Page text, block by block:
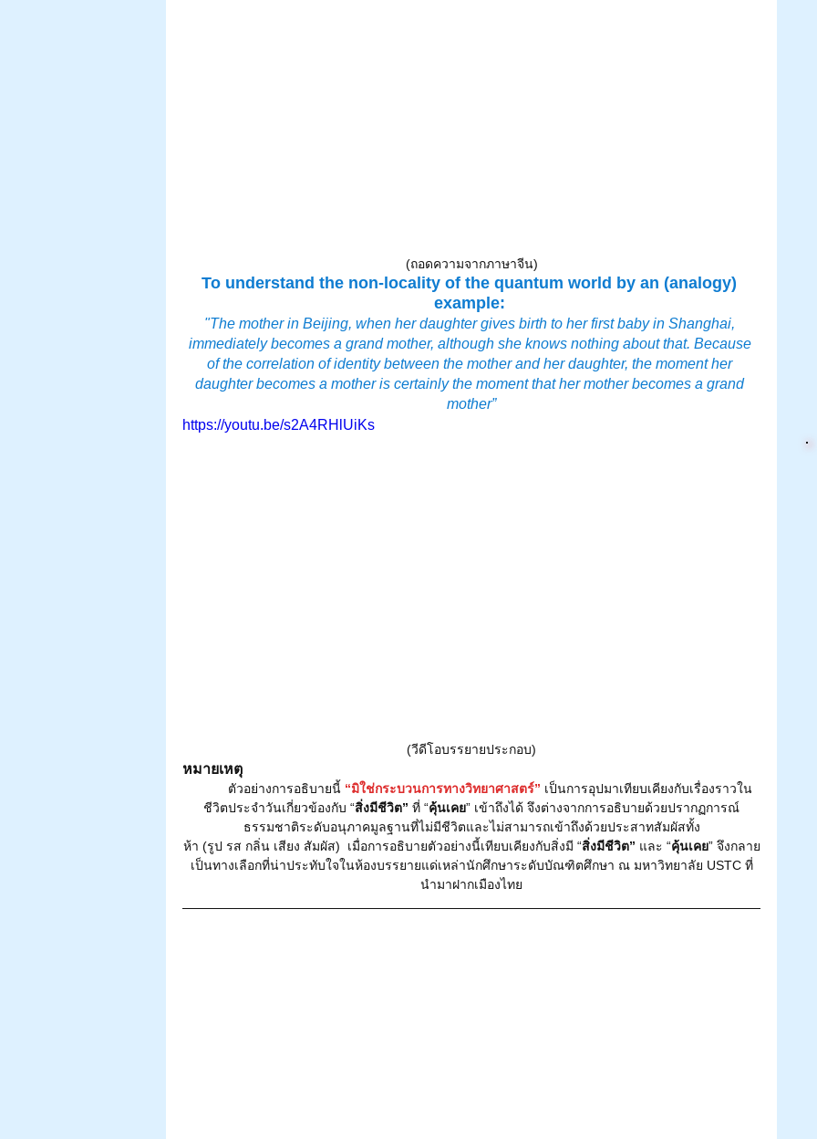
(ถอดความจากภาษาจีน)
To understand the non-locality of the quantum world by an (analogy)
example:
"The mother in Beijing, when her daughter gives birth to her first baby in Shanghai,
immediately becomes a grand mother, although she knows nothing about that. Because
of the correlation of identity between the mother and her daughter, the moment her
daughter becomes a mother is certainly the moment that her mother becomes a grand
mother”
https://youtu.be/s2A4RHlUiKs
(วีดีโอบรรยายประกอบ)
หมายเหตุ
	ตัวอย่างการอธิบายนี้
“มิใช่กระบวนการทางวิทยาศาสตร์” เป็นการอุปมาเทียบเคียงกับเรื่องราวใน
ชีวิตประจำวันเกี่ยวข้องกับ “สิ่งมีชีวิต” ที่ “คุ้นเคย” เข้าถึงได้ จึงต่างจากการอธิบายด้วยปรากฏการณ์
ธรรมชาติระดับอนุภาคมูลฐานที่ไม่มีชีวิตและไม่สามารถเข้าถึงด้วยประสาทสัมผัสทั้ง
ห้า (รูป รส กลิ่น เสียง สัมผัส)  เมื่อการอธิบายตัวอย่างนี้เทียบเคียงกับสิ่งมี “สิ่งมีชีวิต” และ “คุ้นเคย” จึงกลาย
เป็นทางเลือกที่น่าประทับใจในห้องบรรยายแด่เหล่านักศึกษาระดับบัณฑิตศึกษา ณ มหาวิทยาลัย USTC ที่
นำมาฝากเมืองไทย